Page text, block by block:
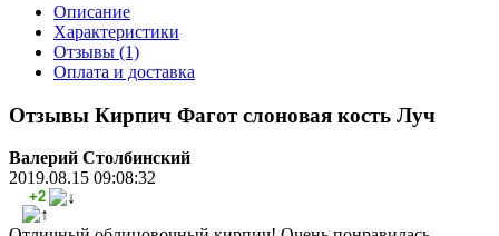
Описание
Характеристики
Отзывы (1)
Оплата и доставка
Отзывы Кирпич Фагот слоновая кость Луч
Валерий Столбинский
2019.08.15 09:08:32
+2